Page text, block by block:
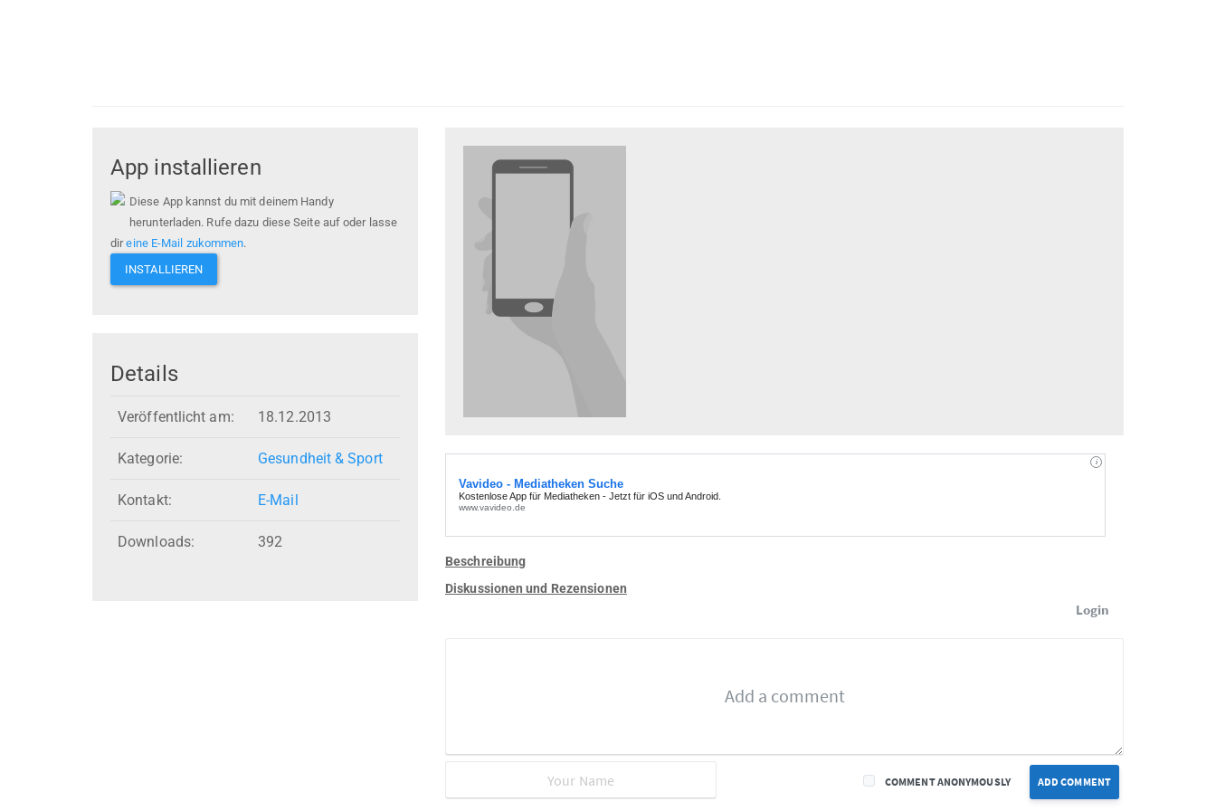
App installieren
Diese App kannst du mit deinem Handy
herunterladen. Rufe dazu diese Seite auf oder lasse
direine E-Mail zukommen.
INSTALLIEREN
Details
Veröffentlicht am: 18.12.2013
Kategorie: Gesundheit & Sport
Kontakt: E-Mail
Downloads: 392
Beschreibung
Diskussionen und Rezensionen
Login
ADD COMMENT
COMMENT ANONYMOUSLY